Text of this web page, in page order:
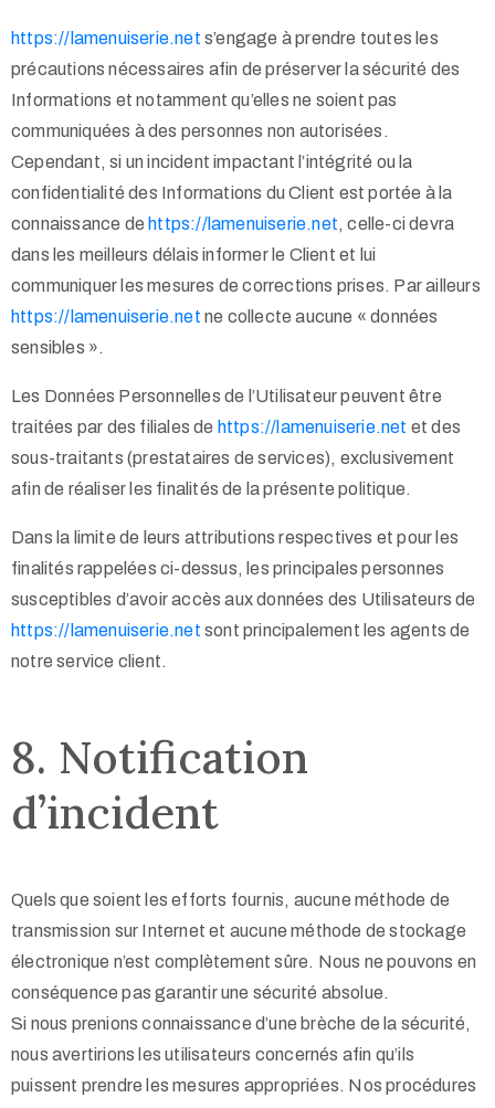
https://lamenuiserie.net s’engage à prendre toutes les
précautions nécessaires afin de préserver la sécurité des
Informations et notamment qu’elles ne soient pas
communiquées à des personnes non autorisées.
Cependant, si un incident impactant l’intégrité ou la
confidentialité des Informations du Client est portée à la
connaissance de https://lamenuiserie.net, celle-ci devra
dans les meilleurs délais informer le Client et lui
communiquer les mesures de corrections prises. Par ailleurs
https://lamenuiserie.net ne collecte aucune « données
sensibles ».
Les Données Personnelles de l’Utilisateur peuvent être
traitées par des filiales de https://lamenuiserie.net et des
sous-traitants (prestataires de services), exclusivement
afin de réaliser les finalités de la présente politique.
Dans la limite de leurs attributions respectives et pour les
finalités rappelées ci-dessus, les principales personnes
susceptibles d’avoir accès aux données des Utilisateurs de
https://lamenuiserie.net sont principalement les agents de
notre service client.
8. Notification
d’incident
Quels que soient les efforts fournis, aucune méthode de
transmission sur Internet et aucune méthode de stockage
électronique n’est complètement sûre. Nous ne pouvons en
conséquence pas garantir une sécurité absolue.
Si nous prenions connaissance d’une brèche de la sécurité,
nous avertirions les utilisateurs concernés afin qu’ils
puissent prendre les mesures appropriées. Nos procédures